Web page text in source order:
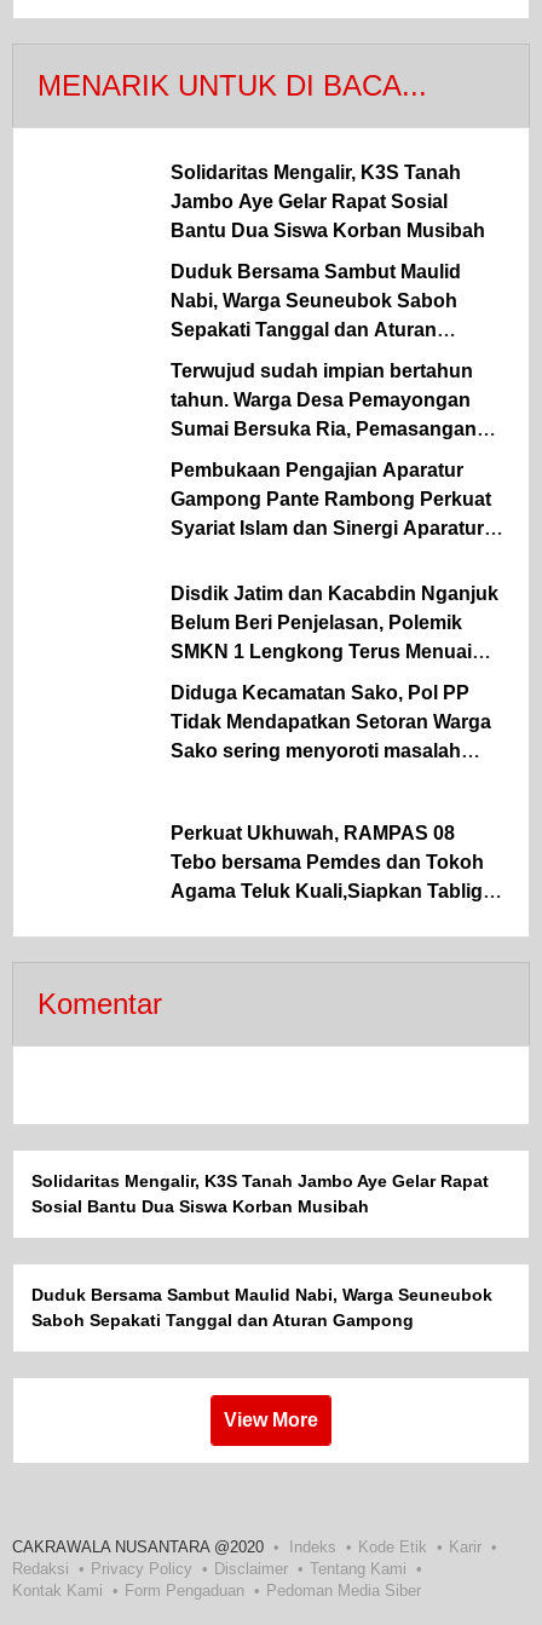
MENARIK UNTUK DI BACA...
Solidaritas Mengalir, K3S Tanah
Jambo Aye Gelar Rapat Sosial
Duduk Bersama Sambut Maulid
Nabi, Warga Seuneubok Saboh
Sepakati Tanggal dan Aturan
Terwujud sudah impian bertahun
tahun. Warga Desa Pemayongan
Sumai Bersuka Ria, Pemasangan
kWh Listrik PLN Mulai Terealisasi
Pembukaan Pengajian Aparatur
Gampong Pante Rambong Perkuat
Syariat Islam dan Sinergi Aparatur
Disdik Jatim dan Kacabdin Nganjuk
Belum Beri Penjelasan, Polemik
SMKN 1 Lengkong Terus Menuai
Pertanyaan
Diduga Kecamatan Sako, Pol PP
Tidak Mendapatkan Setoran Warga
Sako sering menyoroti masalah
Perkuat Ukhuwah, RAMPAS 08
Tebo bersama Pemdes dan Tokoh
Agama Teluk Kuali,Siapkan Tabligh
Komentar
Solidaritas Mengalir, K3S Tanah Jambo Aye Gelar Rapat
Sosial Bantu Dua Siswa Korban Musibah
Duduk Bersama Sambut Maulid Nabi, Warga Seuneubok
Saboh Sepakati Tanggal dan Aturan Gampong
View More
CAKRAWALA NUSANTARA @2020 Indeks Kode Etik
Karir
Redaksi
Privacy Policy Disclaimer
Tentang Kami
Kontak Kami
Form Pengaduan Pedoman Media Siber